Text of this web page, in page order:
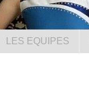
LES EQUIPES